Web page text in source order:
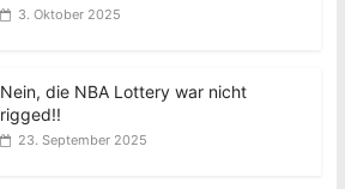
3. Oktober 2025
Nein, die NBA Lottery war nicht
rigged!!
23. September 2025